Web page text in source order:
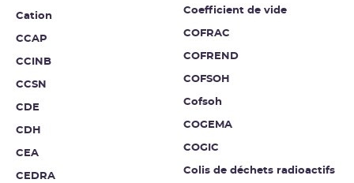
Cation
CCAP
CCINB
CCSN
CDE
CDH
CEA
CEDRA
Coefficient de vide
COFRAC
COFREND
COFSOH
Cofsoh
COGEMA
COGIC
Colis de déchets radioactifs